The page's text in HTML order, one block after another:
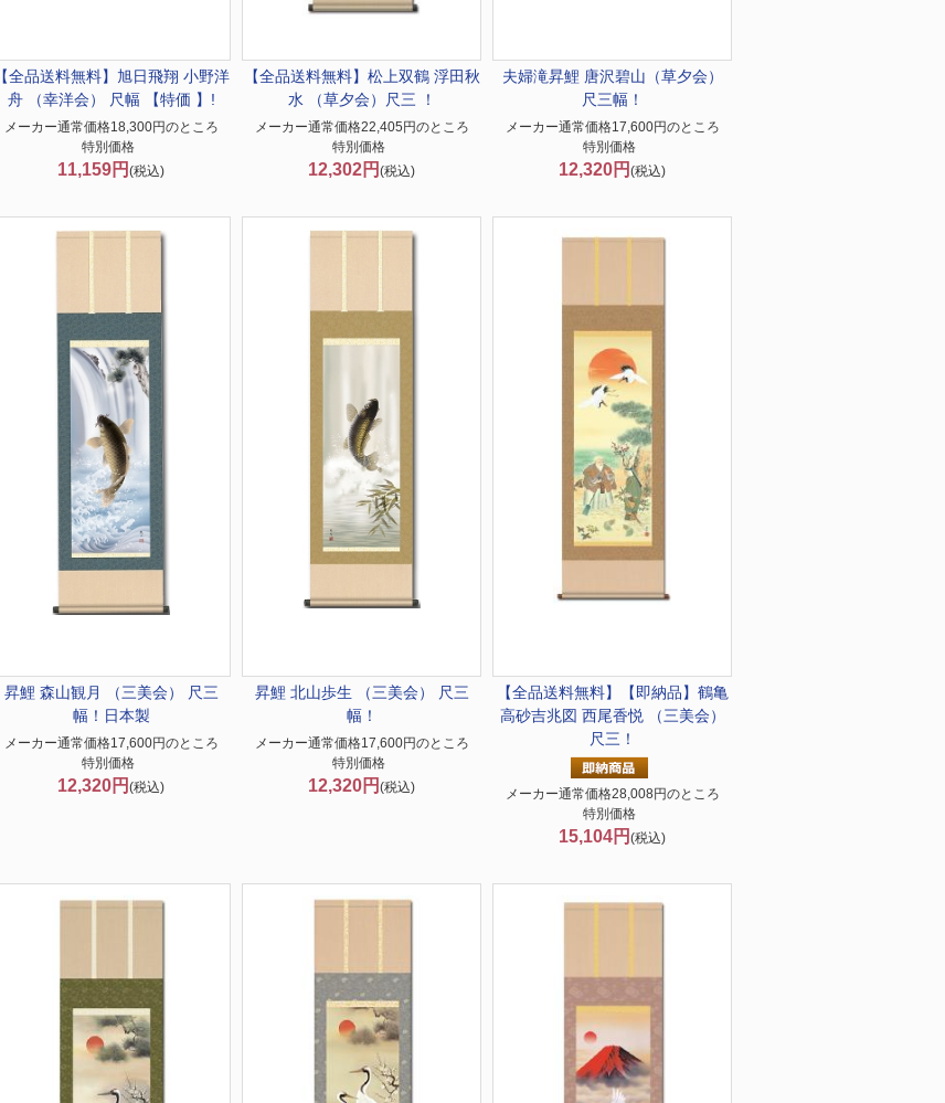
【全品送料無料】 旭日飛翔 小野洋
舟 （幸洋会） 尺幅 【特価 】!
メーカー通常価格18,300円のところ
特別価格
11,159円 (税込)
【全品送料無料】 松上双鶴 浮田秋
水 （草夕会）尺三 ！
メーカー通常価格22,405円のところ
特別価格
12,302円 (税込)
夫婦滝昇鯉 唐沢碧山（草夕会）
尺三幅！
メーカー通常価格17,600円のところ
特別価格
12,320円 (税込)
昇鯉 森山観月 （三美会） 尺三
幅！日本製
メーカー通常価格17,600円のところ
特別価格
12,320円 (税込)
昇鯉 北山歩生 （三美会） 尺三
幅！
メーカー通常価格17,600円のところ
特別価格
12,320円 (税込)
【全品送料無料】
【即納品】鶴亀
高砂吉兆図 西尾香悦 （三美会）
尺三！
メーカー通常価格28,008円のところ
特別価格
15,104円 (税込)